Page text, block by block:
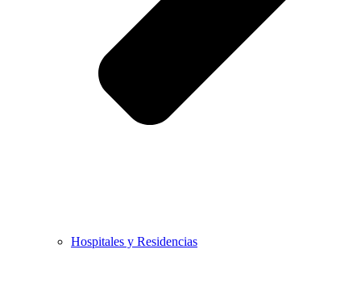
Hospitales y Residencias